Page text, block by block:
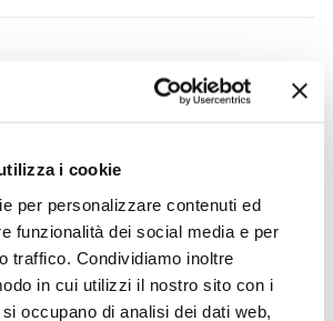
i cookie
per personalizzare contenuti ed
funzionalità dei social media e per
traffico. Condividiamo inoltre
in cui utilizzi il nostro sito con i
occupano di analisi dei dati web,
amplificatore, cuffie, aste e
per il mio compagno. Lo
poco meraviglioso e il resto dei
I venditori son..